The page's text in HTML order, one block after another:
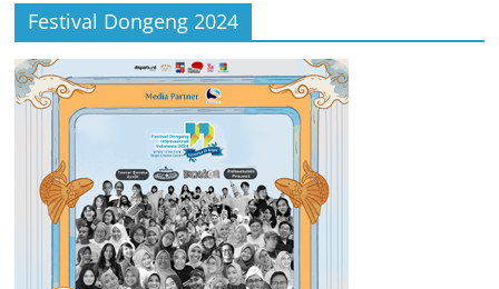
Festival Dongeng 2024